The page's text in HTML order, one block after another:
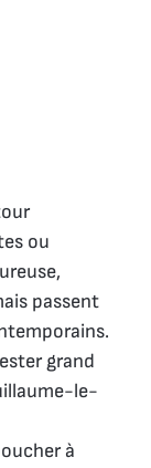
ou
passent
grand
le-
à